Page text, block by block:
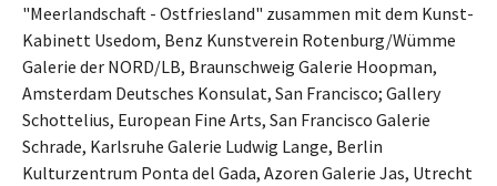
"Meerlandschaft - Ostfriesland" zusammen mit dem Kunst-
Kabinett Usedom, Benz Kunstverein Rotenburg/Wümme
Galerie der NORD/LB, Braunschweig Galerie Hoopman,
Amsterdam Deutsches Konsulat, San Francisco; Gallery
Schottelius, European Fine Arts, San Francisco Galerie
Schrade, Karlsruhe Galerie Ludwig Lange, Berlin
Kulturzentrum Ponta del Gada, Azoren Galerie Jas, Utrecht